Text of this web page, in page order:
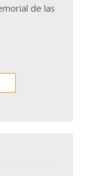
de las